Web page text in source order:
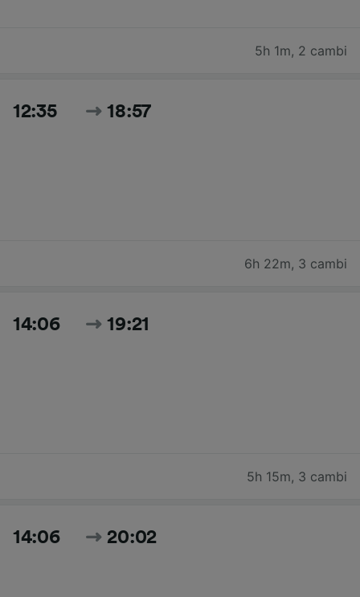
5h 1m, 2 cambi
12:35 18:57
6h 22m, 3 cambi
14:06 19:21
5h 15m, 3 cambi
14:06 20:02